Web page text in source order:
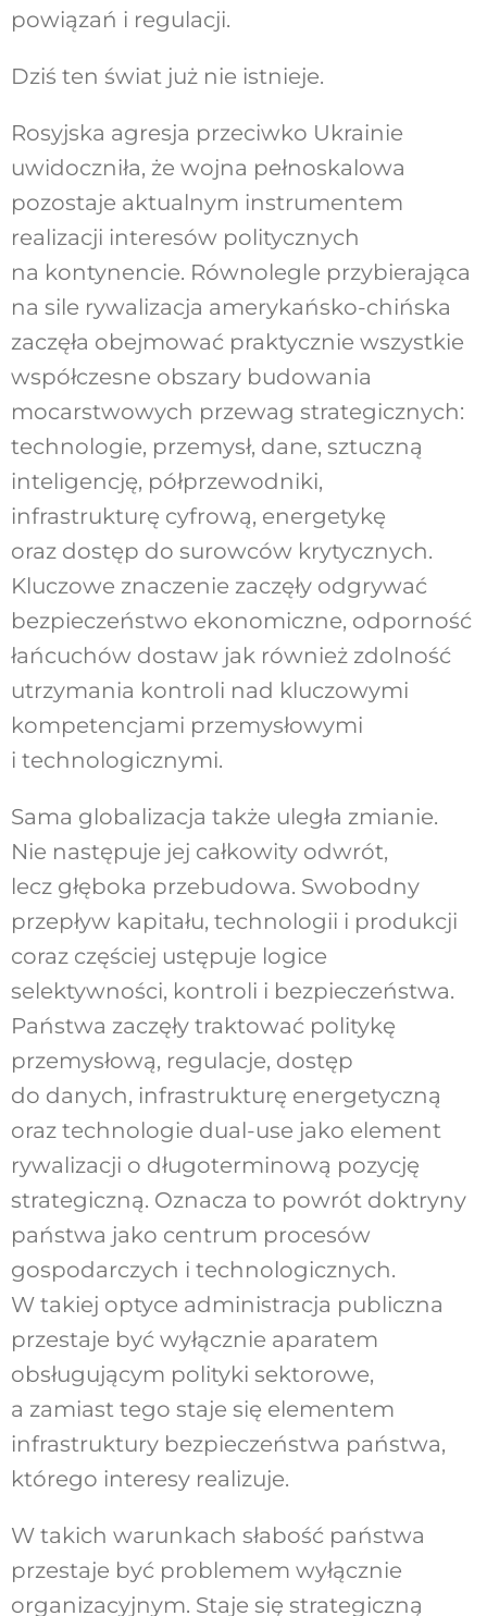
powiązań i regulacji.
Dziś ten świat już nie istnieje.
Rosyjska agresja przeciwko Ukrainie
uwidoczniła, że wojna pełnoskalowa
pozostaje aktualnym instrumentem
realizacji interesów politycznych
na kontynencie. Równolegle przybierająca
na sile rywalizacja amerykańsko-chińska
zaczęła obejmować praktycznie wszystkie
współczesne obszary budowania
mocarstwowych przewag strategicznych:
technologie, przemysł, dane, sztuczną
inteligencję, półprzewodniki,
infrastrukturę cyfrową, energetykę
oraz dostęp do surowców krytycznych.
Kluczowe znaczenie zaczęły odgrywać
bezpieczeństwo ekonomiczne, odporność
łańcuchów dostaw jak również zdolność
utrzymania kontroli nad kluczowymi
kompetencjami przemysłowymi
i technologicznymi.
Sama globalizacja także uległa zmianie.
Nie następuje jej całkowity odwrót,
lecz głęboka przebudowa. Swobodny
przepływ kapitału, technologii i produkcji
coraz częściej ustępuje logice
selektywności, kontroli i bezpieczeństwa.
Państwa zaczęły traktować politykę
przemysłową, regulacje, dostęp
do danych, infrastrukturę energetyczną
oraz technologie dual-use jako element
rywalizacji o długoterminową pozycję
strategiczną. Oznacza to powrót doktryny
państwa jako centrum procesów
gospodarczych i technologicznych.
W takiej optyce administracja publiczna
przestaje być wyłącznie aparatem
obsługującym polityki sektorowe,
a zamiast tego staje się elementem
infrastruktury bezpieczeństwa państwa,
którego interesy realizuje.
W takich warunkach słabość państwa
przestaje być problemem wyłącznie
organizacyjnym. Staje się strategiczną